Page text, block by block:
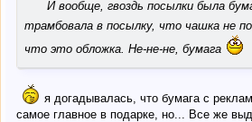
И вообще, гвоздь посылки была
трамбовала в посылку, что чашка не
что это обложка. Не-не-не, бумага
я догадывалась, что бумага с
самое главное в подарке, но... Все же